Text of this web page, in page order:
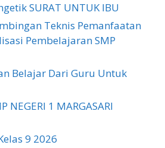
SURAT UNTUK IBU
Teknis Pemanfaatan
Pembelajaran SMP
Belajar Dari Guru Untuk
NEGERI 1 MARGASARI
9 2026